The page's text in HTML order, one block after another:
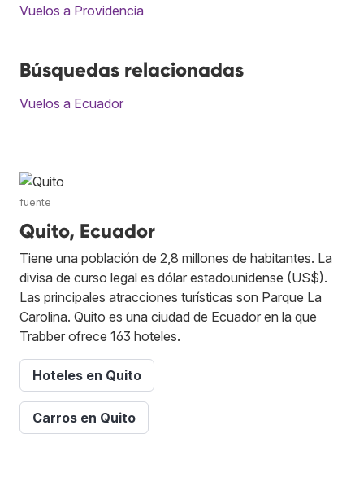
Vuelos a Providencia
Búsquedas relacionadas
Vuelos a Ecuador
fuente
Quito, Ecuador
Tiene una población de 2,8 millones de habitantes. La
divisa de curso legal es dólar estadounidense (US$).
Las principales atracciones turísticas son Parque La
Carolina. Quito es una ciudad de Ecuador en la que
Trabber ofrece 163 hoteles.
Hoteles en Quito
Carros en Quito